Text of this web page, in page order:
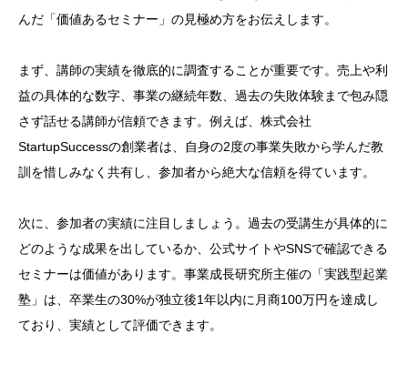
んだ「価値あるセミナー」の見極め方をお伝えします。
まず、講師の実績を徹底的に調査することが重要です。売上や利
益の具体的な数字、事業の継続年数、過去の失敗体験まで包み隠
さず話せる講師が信頼できます。例えば、株式会社
StartupSuccessの創業者は、自身の2度の事業失敗から学んだ教
訓を惜しみなく共有し、参加者から絶大な信頼を得ています。
次に、参加者の実績に注目しましょう。過去の受講生が具体的に
どのような成果を出しているか、公式サイトやSNSで確認できる
セミナーは価値があります。事業成長研究所主催の「実践型起業
塾」は、卒業生の30%が独立後1年以内に月商100万円を達成し
ており、実績として評価できます。